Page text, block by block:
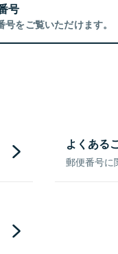
号
をご覧いただけます。
よくある
郵便番号に